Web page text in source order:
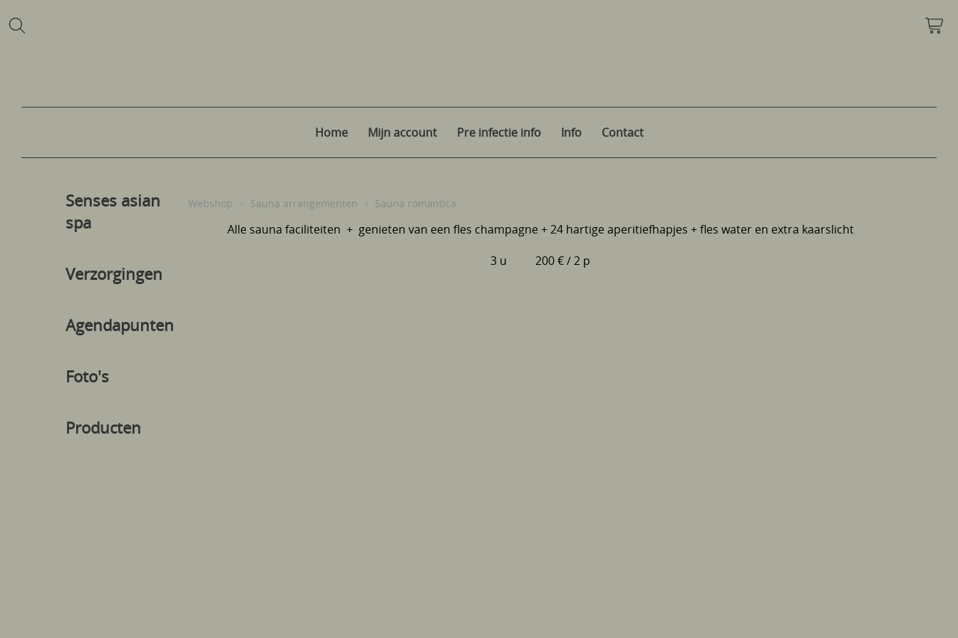
Home Mijn account Pre infectie info Info Contact
Senses asian
spa
Verzorgingen
Agendapunten
Foto's
Producten
Webshop › Sauna arrangementen › Sauna romantica
Alle sauna faciliteiten + genieten van een fles champagne + 24 hartige aperitiefhapjes + fles water en extra kaarslicht
3 u 200 € / 2 p